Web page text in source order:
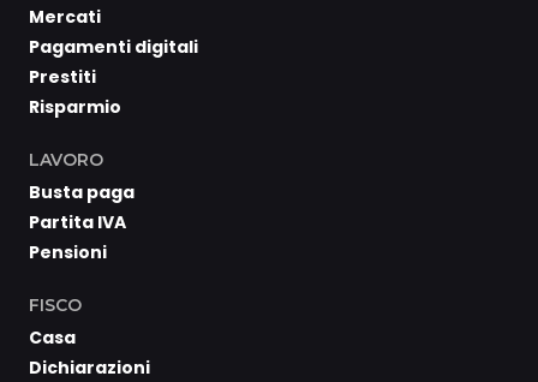
Mercati
Pagamenti digitali
Prestiti
Risparmio
LAVORO
Busta paga
Partita IVA
Pensioni
FISCO
Casa
Dichiarazioni